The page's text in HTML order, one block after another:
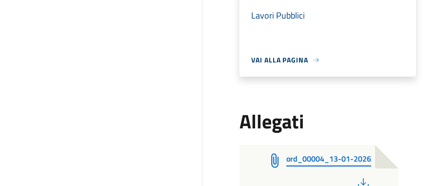
Lavori Pubblici
VAI ALLA PAGINA
Allegati
ord_00004_13-01-2026